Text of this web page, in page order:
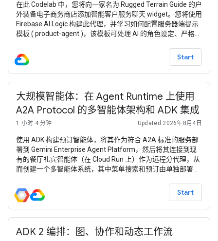
在此 Codelab 中，您将向一家名为 Rugged Terrain Guide 的户
外装备电子商务商店添加智能客户服务聊天 widget。您将使用
Firebase AI Logic 构建此代理，并学习如何配置服务器端提示
模板 ( product-agent )，该模板可处理 AI 的角色设定、严格的
用本 Codelab 中的 Firebase 服务，您的 Firebase 项目必须采
用 随用随付 (Blaze) 定价方案
Start
大规模智能体：在 Agent Runtime 上使用
A2A Protocol 的多智能体架构和 ADK 集成
1 小时 4 分钟 Updated 2026年8月4日
使用 ADK 构建预订智能体，将其作为符合 A2A 标准的服务部
署到 Gemini Enterprise Agent Platform，然后将其连接到现
有的餐厅礼宾智能体（在 Cloud Run 上）作为远程分代理，从
而创建一个多智能体系统，其中菜单搜索和预订由单独部署的
Start
ADK 2 编排：图、协作和动态工作流